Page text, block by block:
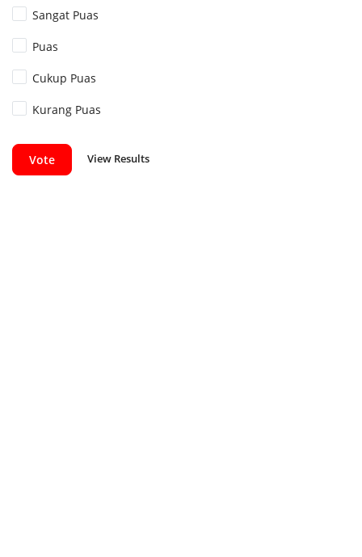
Sangat Puas
Puas
Cukup Puas
Kurang Puas
Vote View Results